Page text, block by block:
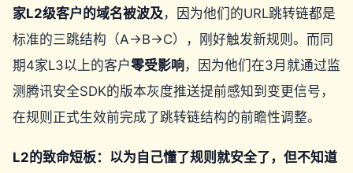
家L2级客户的域名被波及，因为他们的URL跳转链都是
标准的三跳结构（A→B→C），刚好触发新规则。而同
期4家L3以上的客户零受影响，因为他们在3月就通过监
测腾讯安全SDK的版本灰度推送提前感知到变更信号，
在规则正式生效前完成了跳转链结构的前瞻性调整。
L2的致命短板：以为自己懂了规则就安全了，但不知道